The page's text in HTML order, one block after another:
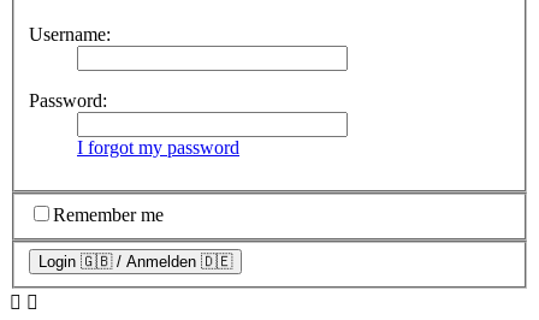
Username:
Password:
I forgot my password
Remember me